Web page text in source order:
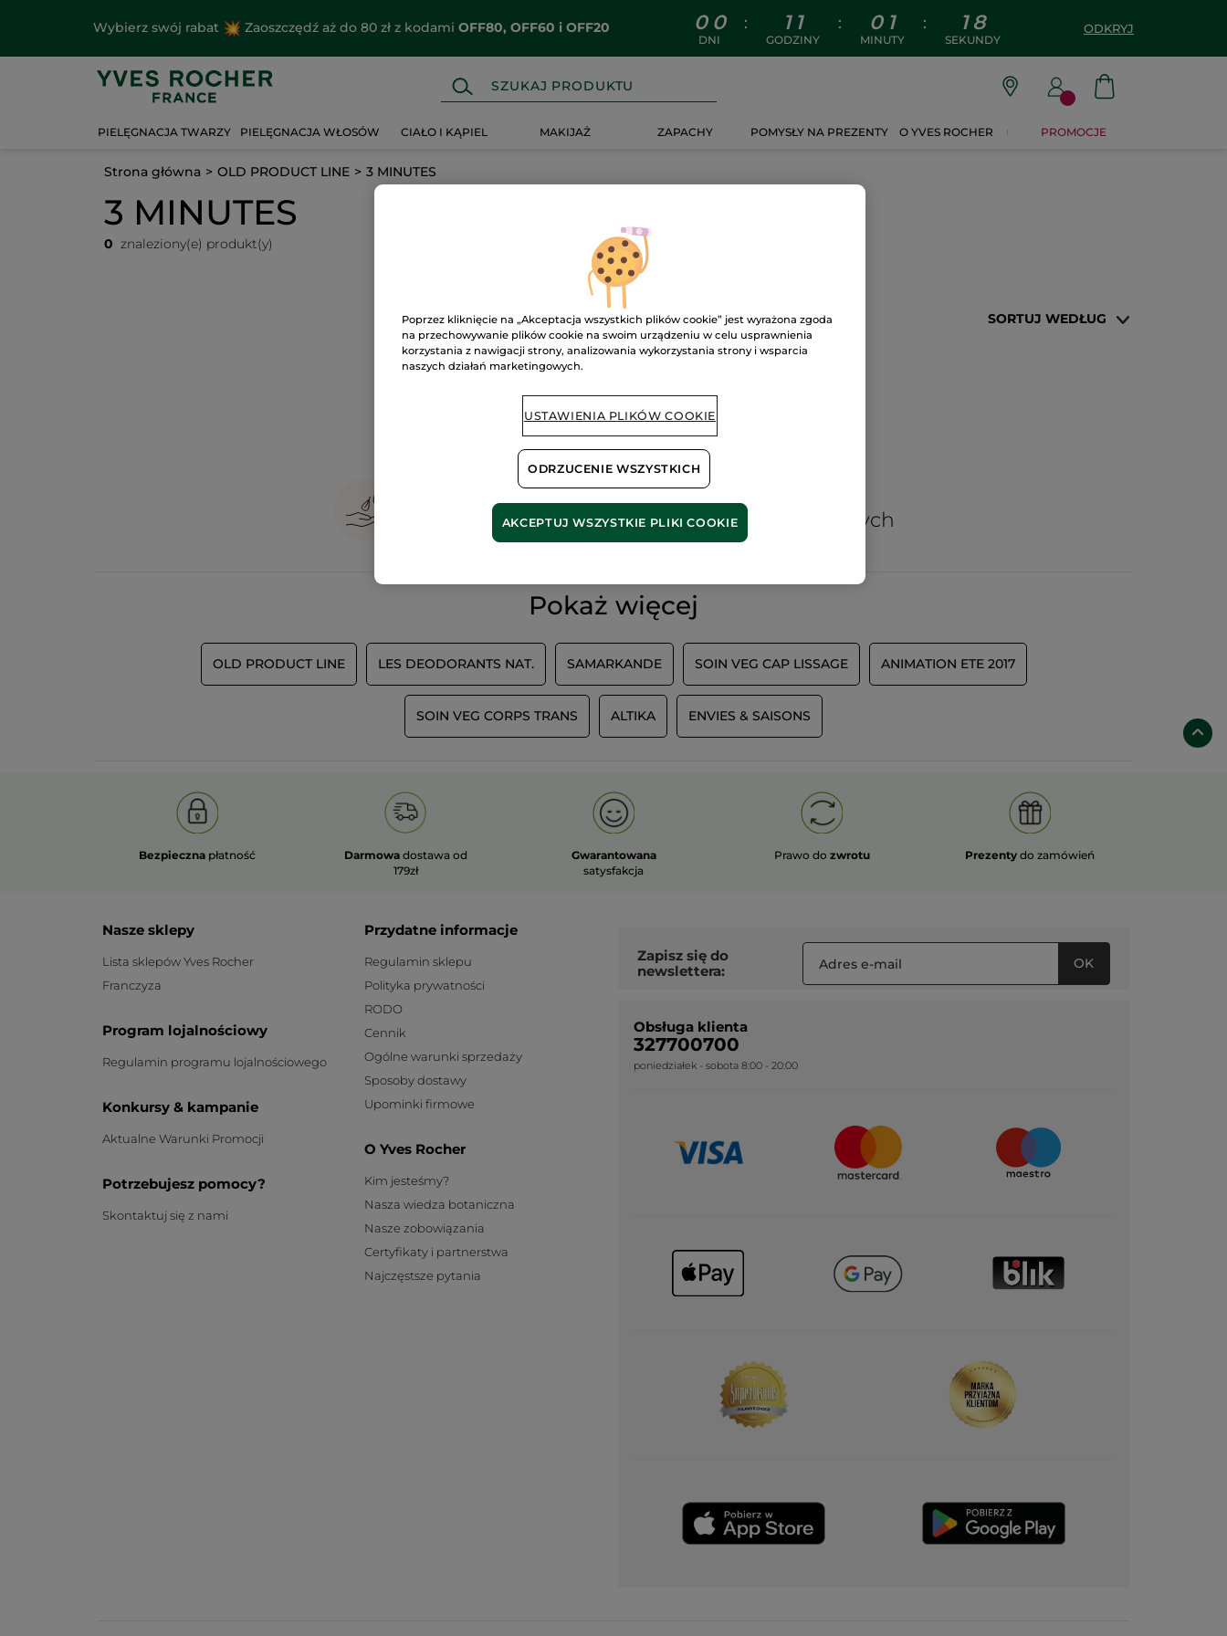
Wybierz swój rabat Zaoszczędź aż do 80 zł z kodami OFF80, OFF60 i OFF20 0 0
DNI
: 1 1
GODZINY
: 0 1
MINUTY
: 1 7
SEKUNDY
ODKRYJ
PIELĘGNACJA TWARZY PIELĘGNACJA WŁOSÓW CIAŁO I KĄPIEL MAKIJAŻ ZAPACHY POMYSŁY NA PREZENTY O YVES ROCHER PROMOCJE
Strona główna OLD PRODUCT LINE 3 MINUTES
3 MINUTES
0 znaleziony(e) produkt(y)
SORTUJ WEDŁUG
ekstrakty
60 hektarów
pól organicznych
Pokaż więcej
OLD PRODUCT LINE LES DEODORANTS NAT. SAMARKANDE SOIN VEG CAP LISSAGE ANIMATION ETE 2017
SOIN VEG CORPS TRANS ALTIKA ENVIES & SAISONS
Bezpieczna płatność Darmowa dostawa od
179zł
Gwarantowana
satysfakcja
Prawo do zwrotu Prezenty do zamówień
Nasze sklepy
Lista sklepów Yves Rocher
Franczyza
Program lojalnościowy
Regulamin programu lojalnościowego
Konkursy & kampanie
Aktualne Warunki Promocji
Potrzebujesz pomocy?
Skontaktuj się z nami
Przydatne informacje
Regulamin sklepu
Polityka prywatności
RODO
Cennik
Ogólne warunki sprzedaży
Sposoby dostawy
Upominki firmowe
O Yves Rocher
Kim jesteśmy?
Nasza wiedza botaniczna
Nasze zobowiązania
Certyfikaty i partnerstwa
Najczęstsze pytania
Zapisz się do
newslettera:
OK
Obsługa klienta
327700700
poniedziałek - sobota 8:00 - 20:00
Poprzez kliknięcie na „Akceptacja wszystkich plików cookie” jest wyrażona zgoda
na przechowywanie plików cookie na swoim urządzeniu w celu usprawnienia
korzystania z nawigacji strony, analizowania wykorzystania strony i wsparcia
naszych działań marketingowych.
USTAWIENIA PLIKÓW COOKIE
ODRZUCENIE WSZYSTKICH
AKCEPTUJ WSZYSTKIE PLIKI COOKIE